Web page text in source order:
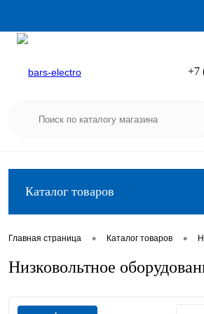
+7
Каталог товаров
Главная страница • Каталог товаров •
Низковольтное